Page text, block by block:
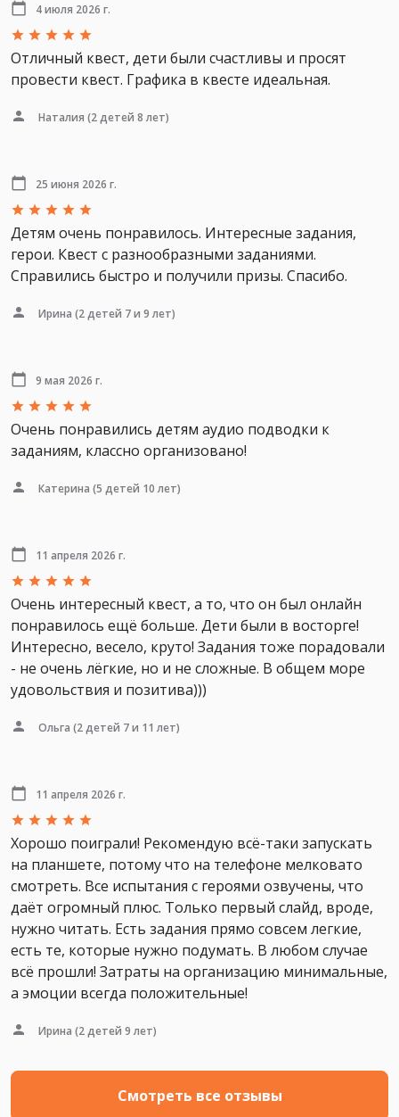
4 июля 2026 г.
Отличный квест, дети были счастливы и просят
провести квест. Графика в квесте идеальная.
Наталия (2 детей 8 лет)
25 июня 2026 г.
Детям очень понравилось. Интересные задания,
герои. Квест с разнообразными заданиями.
Справились быстро и получили призы. Спасибо.
Ирина (2 детей 7 и 9 лет)
9 мая 2026 г.
Очень понравились детям аудио подводки к
заданиям, классно организовано!
Катерина (5 детей 10 лет)
11 апреля 2026 г.
Очень интересный квест, а то, что он был онлайн
понравилось ещё больше. Дети были в восторге!
Интересно, весело, круто! Задания тоже порадовали
- не очень лёгкие, но и не сложные. В общем море
удовольствия и позитива)))
Ольга (2 детей 7 и 11 лет)
11 апреля 2026 г.
Хорошо поиграли! Рекомендую всё-таки запускать
на планшете, потому что на телефоне мелковато
смотреть. Все испытания с героями озвучены, что
даёт огромный плюс. Только первый слайд, вроде,
нужно читать. Есть задания прямо совсем легкие,
есть те, которые нужно подумать. В любом случае
всё прошли! Затраты на организацию минимальные,
а эмоции всегда положительные!
Ирина (2 детей 9 лет)
Смотреть все отзывы